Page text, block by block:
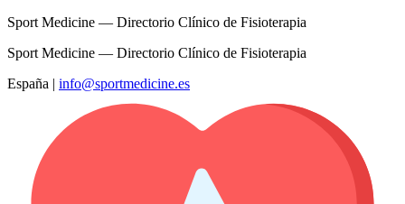
Sport Medicine — Directorio Clínico de Fisioterapia
Sport Medicine — Directorio Clínico de Fisioterapia
España | info@sportmedicine.es